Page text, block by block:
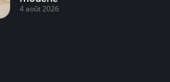
4 août 2026